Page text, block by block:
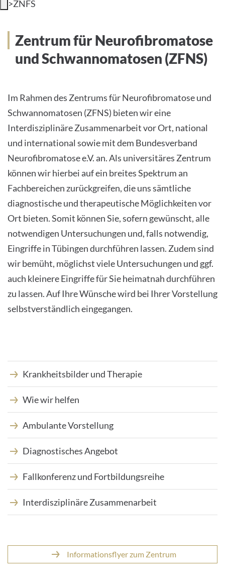
PRESSE
Deutsch
Impressum
Datenschutz
>ZNFS
Zentrum für Neurofibromatose
und Schwannomatosen (ZFNS)
Im Rahmen des Zentrums für Neurofibromatose und
Schwannomatosen (ZFNS) bieten wir eine
Interdisziplinäre Zusammenarbeit vor Ort, national
und international sowie mit dem Bundesverband
Neurofibromatose e.V. an. Als universitäres Zentrum
können wir hierbei auf ein breites Spektrum an
Fachbereichen zurückgreifen, die uns sämtliche
diagnostische und therapeutische Möglichkeiten vor
Ort bieten. Somit können Sie, sofern gewünscht, alle
notwendigen Untersuchungen und, falls notwendig,
Eingriffe in Tübingen durchführen lassen. Zudem sind
wir bemüht, möglichst viele Untersuchungen und ggf.
auch kleinere Eingriffe für Sie heimatnah durchführen
zu lassen. Auf Ihre Wünsche wird bei Ihrer Vorstellung
selbstverständlich eingegangen.
Krankheitsbilder und Therapie
Wie wir helfen
Ambulante Vorstellung
Diagnostisches Angebot
Fallkonferenz und Fortbildungsreihe
Interdisziplinäre Zusammenarbeit
Informationsflyer zum Zentrum